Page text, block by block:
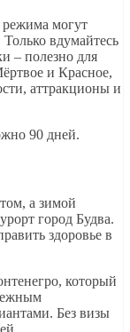
режима могут
вдумайтесь
– полезно для
и Красное,
аттракционы и
90 дней.
а зимой
город Будва.
здоровье в
который
Без визы